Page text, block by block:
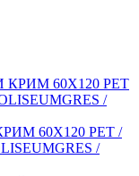
60X120 РЕТ /
/